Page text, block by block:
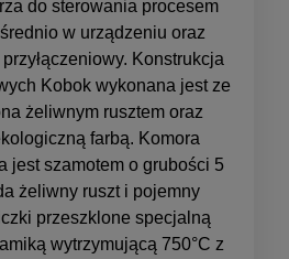
do sterowania procesem
w urządzeniu oraz
Konstrukcja
Kobok wykonana jest ze
żeliwnym rusztem oraz
farbą. Komora
jest szamotem o grubości 5
żeliwny ruszt i pojemny
przeszklone specjalną
wytrzymującą 750°C z